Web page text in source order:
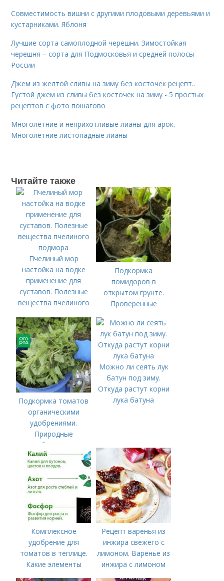
Совместимость вишни с другими плодовыми деревьями и
кустарниками. Яблоня
Лучшие сорта самоплодной черешни. Зимостойкая
черешня – сорта для Подмосковья и средней полосы
России
Джем из желтой сливы на зиму без косточек рецепт..
Густой джем из сливы без косточек на зиму - 5 простых
рецептов с фото пошагово
Многолетние и неприхотливые лианы для арок.
Многолетние листопадные лианы
Читайте также
Пчелиный мор
настойка на водке
применение для
суставов. Полезные
вещества пчелиного
Подкормка
помидоров в
открытом грунте.
Проверенные
минеральные
удобрения
Подкормка томатов
органическими
удобрениями.
Природные
удобрения для
подкормки "по листу"
Можно ли сеять лук
батун под зиму.
Откуда растут корни
лука батуна
Комплексное
удобрение для
томатов в теплице.
Какие элементы
Рецепт варенья из
инжира свежего с
лимоном. Варенье из
инжира с лимоном